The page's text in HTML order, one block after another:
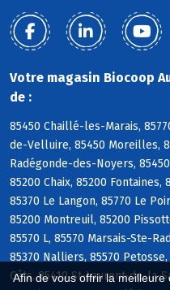
Afin de vous offrir la meilleure
Votre magasin Biocoop
de :
85450 Chaillé-les-Marais,
de-Velluire, 85450 Moreilles,
Radégonde-des-Noyers,
85200 Chaix, 85200
85370 Le Langon, 85770 Le
85200 Montreuil, 85200
85570 L, 85570 Marsais-Ste-
85370 Nalliers, 85570
Gâts, 85410 St-Laurent-de-la-